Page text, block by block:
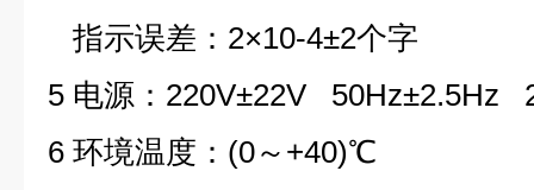
指示误差：2×10-4±2个字
5 电源：220V±22V 50Hz±2.5Hz
6 环境温度：(0～+40)℃